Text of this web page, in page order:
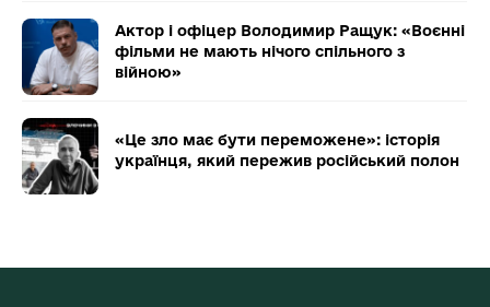
Актор і офіцер Володимир Ращук: «Воєнні
фільми не мають нічого спільного з
війною»
«Це зло має бути переможене»: історія
українця, який пережив російський полон